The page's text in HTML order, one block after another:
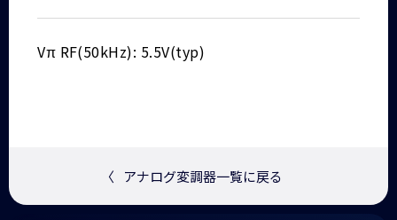
Vπ RF(50kHz): 5.5V(typ)
〈 アナログ変調器一覧に戻る